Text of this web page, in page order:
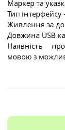
Маркер та
Тип інтерфейсу
Живлення за
Довжина USB
Наявність
мовою з